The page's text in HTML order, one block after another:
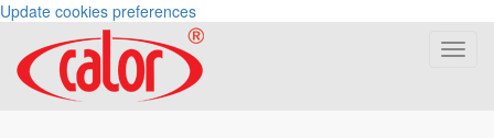
Update cookies preferences
Toggle